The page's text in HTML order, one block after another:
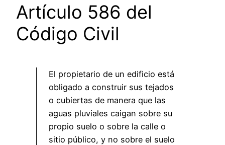
Artículo 586 del
Código Civil
El propietario de un edificio está
obligado a construir sus tejados
o cubiertas de manera que las
aguas pluviales caigan sobre su
propio suelo o sobre la calle o
sitio público, y no sobre el suelo